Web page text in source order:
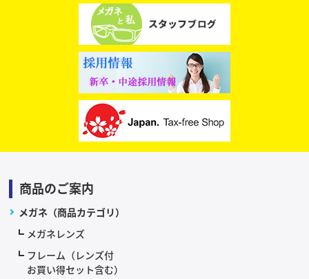
商品のご案内
メガネ（商品カテゴリ）
メガネレンズ
フレーム（レンズ付
お買い得セット含む）